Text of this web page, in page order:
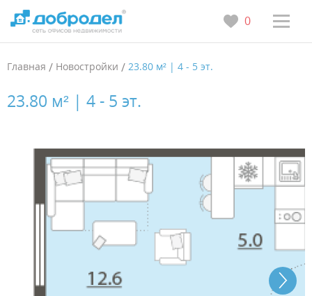
0
Главная / Новостройки / 23.80 м² | 4 - 5 эт.
23.80 м² | 4 - 5 эт.